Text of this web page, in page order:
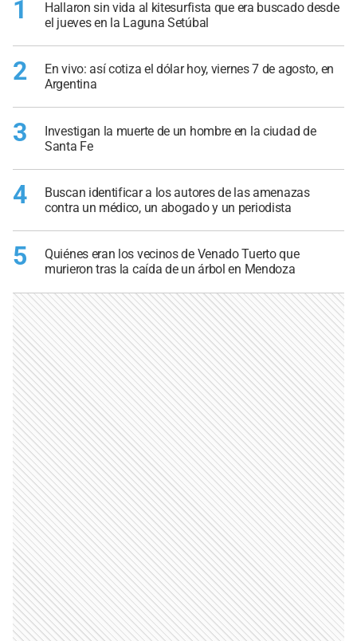
1
Hallaron sin vida al kitesurfista que era buscado desde
el jueves en la Laguna Setúbal
2
En vivo: así cotiza el dólar hoy, viernes 7 de agosto, en
Argentina
3
Investigan la muerte de un hombre en la ciudad de
Santa Fe
4
Buscan identificar a los autores de las amenazas
contra un médico, un abogado y un periodista
5
Quiénes eran los vecinos de Venado Tuerto que
murieron tras la caída de un árbol en Mendoza